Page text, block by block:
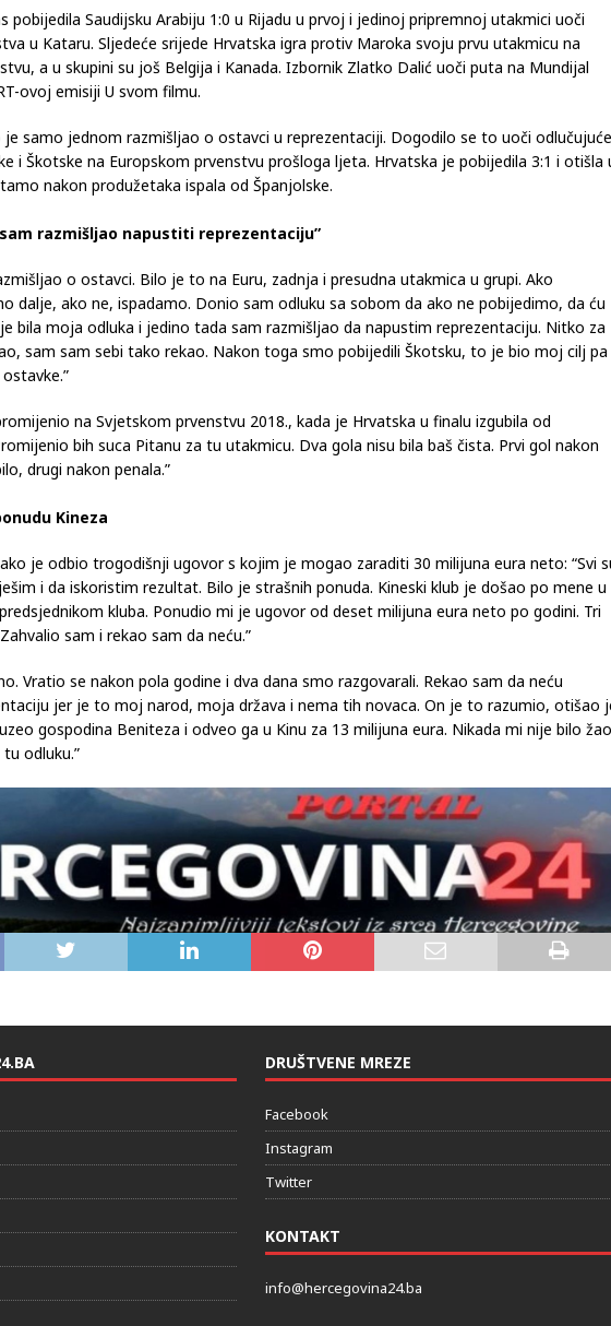
sam i rekao sam da neću.”
pobijedila Saudijsku Arabiju 1:0 u Rijadu u prvoj i jedinoj pripremnoj utakmici uoči
u Kataru. Sljedeće srijede Hrvatska igra protiv Maroka svoju prvu utakmicu na
a u skupini su još Belgija i Kanada. Izbornik Zlatko Dalić uoči puta na Mundijal
ovoj emisiji U svom filmu.
je samo jednom razmišljao o ostavci u reprezentaciji. Dogodilo se to uoči odlučujuće
i Škotske na Europskom prvenstvu prošloga ljeta. Hrvatska je pobijedila 3:1 i otišla u
nakon produžetaka ispala od Španjolske.
razmišljao napustiti reprezentaciju”
o ostavci. Bilo je to na Euru, zadnja i presudna utakmica u grupi. Ako
dalje, ako ne, ispadamo. Donio sam odluku sa sobom da ako ne pobijedimo, da ću
je bila moja odluka i jedino tada sam razmišljao da napustim reprezentaciju. Nitko za
na Svjetskom prvenstvu 2018., kada je Hrvatska u finalu izgubila od
bih suca Pitanu za tu utakmicu. Dva gola nisu bila baš čista. Prvi gol nakon
drugi nakon penala.”
Kineza
je odbio trogodišnji ugovor s kojim je mogao zaraditi 30 milijuna eura neto: “Svi su
i da iskoristim rezultat. Bilo je strašnih ponuda. Kineski klub je došao po mene u
kluba. Ponudio mi je ugovor od deset milijuna eura neto po godini. Tri
sam i rekao sam da neću.”
Vratio se nakon pola godine i dva dana smo razgovarali. Rekao sam da neću
jer je to moj narod, moja država i nema tih novaca. On je to razumio, otišao je
gospodina Beniteza i odveo ga u Kinu za 13 milijuna eura. Nikada mi nije bilo žao i
odluku.”
Facebook
Instagram